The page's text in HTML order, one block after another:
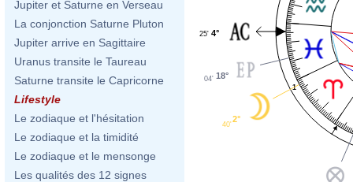
Jupiter et Saturne en Verseau
La conjonction Saturne Pluton
Jupiter arrive en Sagittaire
Uranus transite le Taureau
Saturne transite le Capricorne
Lifestyle
Le zodiaque et l'hésitation
Le zodiaque et la timidité
Le zodiaque et le mensonge
Les qualités des 12 signes
1
4°
25'
18°
04'
2°
40'